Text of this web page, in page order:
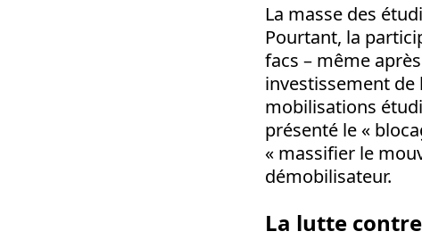
La masse des
Pourtant, la
facs – même
investissement de
mobilisations
présenté le «
« massifier le
démobilisateur.
La lutte contre